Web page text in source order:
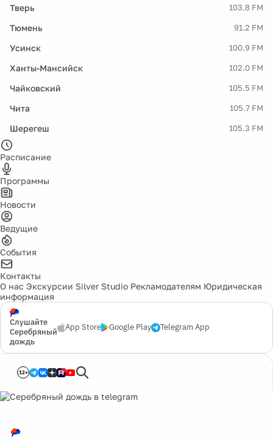
Тверь 103.8 FM
Тюмень 91.2 FM
Усинск 100.9 FM
Ханты-Мансийск 102.0 FM
Чайковский 105.5 FM
Чита 105.7 FM
Шерегеш 105.3 FM
Расписание
Программы
Новости
Ведущие
События
Контакты
О нас Экскурсии Silver Studio Рекламодателям Юридическая
информация
Слушайте
Серебряный
дождь
App Store Google Play Telegram App
12+